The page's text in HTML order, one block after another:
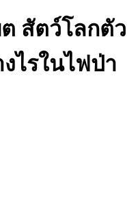
สัตว์โลกตัว
ไรในไฟป่า